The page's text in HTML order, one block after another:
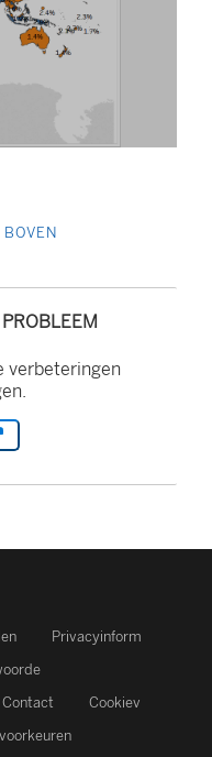
verbeteringen
Privacyinform
Contact
Cookiev